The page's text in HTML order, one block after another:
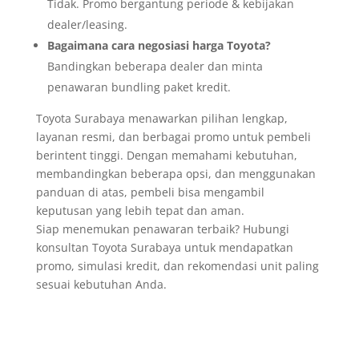
Tidak. Promo bergantung periode & kebijakan
dealer/leasing.
Bagaimana cara negosiasi harga Toyota?
Bandingkan beberapa dealer dan minta
penawaran bundling paket kredit.
Toyota Surabaya menawarkan pilihan lengkap,
layanan resmi, dan berbagai promo untuk pembeli
berintent tinggi. Dengan memahami kebutuhan,
membandingkan beberapa opsi, dan menggunakan
panduan di atas, pembeli bisa mengambil
keputusan yang lebih tepat dan aman.
Siap menemukan penawaran terbaik? Hubungi
konsultan Toyota Surabaya untuk mendapatkan
promo, simulasi kredit, dan rekomendasi unit paling
sesuai kebutuhan Anda.